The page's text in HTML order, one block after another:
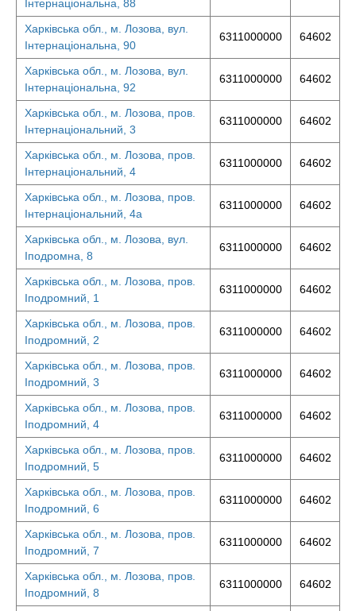
Інтернаціональна, 88
Харківська обл., м. Лозова, вул.
Інтернаціональна, 90
6311000000 64602
Харківська обл., м. Лозова, вул.
Інтернаціональна, 92
6311000000 64602
Харківська обл., м. Лозова, пров.
Інтернаціональний, 3
6311000000 64602
Харківська обл., м. Лозова, пров.
Інтернаціональний, 4
6311000000 64602
Харківська обл., м. Лозова, пров.
Інтернаціональний, 4а
6311000000 64602
Харківська обл., м. Лозова, вул.
Іподромна, 8
6311000000 64602
Харківська обл., м. Лозова, пров.
Іподромний, 1
6311000000 64602
Харківська обл., м. Лозова, пров.
Іподромний, 2
6311000000 64602
Харківська обл., м. Лозова, пров.
Іподромний, 3
6311000000 64602
Харківська обл., м. Лозова, пров.
Іподромний, 4
6311000000 64602
Харківська обл., м. Лозова, пров.
Іподромний, 5
6311000000 64602
Харківська обл., м. Лозова, пров.
Іподромний, 6
6311000000 64602
Харківська обл., м. Лозова, пров.
Іподромний, 7
6311000000 64602
Харківська обл., м. Лозова, пров.
Іподромний, 8
6311000000 64602